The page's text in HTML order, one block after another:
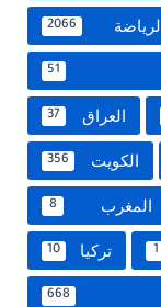
الرياضة 2066
51
العراق 37
الكويت 356
المغرب 8
1 تركيا 10
668